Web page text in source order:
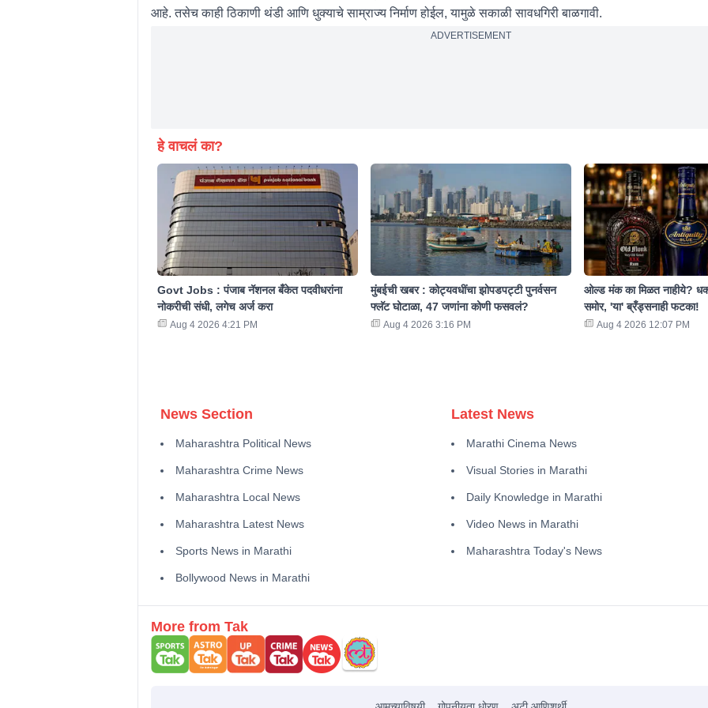
आहे. तसेच काही ठिकाणी थंडी आणि धुक्याचे साम्राज्य निर्माण होईल, यामुळे सकाळी सावधगिरी बाळगावी.
ADVERTISEMENT
हे वाचलं का?
Govt Jobs : पंजाब नॅशनल बँकेत पदवीधरांना
नोकरीची संधी, लगेच अर्ज करा
Aug 4 2026 4:21 PM
मुंबईची खबर : कोट्यवधींचा झोपडपट्टी पुनर्वसन
फ्लॅट घोटाळा, 47 जणांना कोणी फसवलं?
Aug 4 2026 3:16 PM
ओल्ड मंक का मिळत नाहीये?
समोर, 'या' ब्रँड्सनाही फटका!
Aug 4 2026 12:07 PM
News Section
Maharashtra Political News
Maharashtra Crime News
Maharashtra Local News
Maharashtra Latest News
Sports News in Marathi
Bollywood News in Marathi
Latest News
Marathi Cinema News
Visual Stories in Marathi
Daily Knowledge in Marathi
Video News in Marathi
Maharashtra Today's News
More from Tak